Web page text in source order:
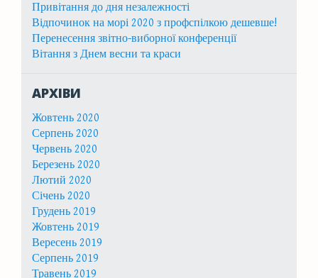
Привітання до дня незалежності
Відпочинок на морі 2020 з профспілкою дешевше!
Перенесення звітно-виборної конференції
Вітання з Днем весни та краси
АРХІВИ
Жовтень 2020
Серпень 2020
Червень 2020
Березень 2020
Лютий 2020
Січень 2020
Грудень 2019
Жовтень 2019
Вересень 2019
Серпень 2019
Травень 2019